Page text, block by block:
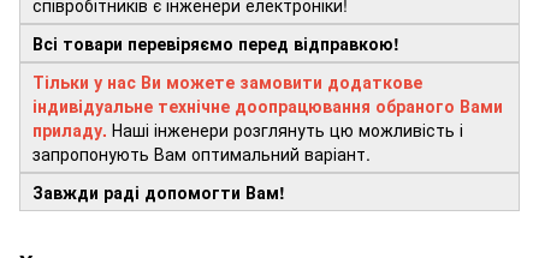
Всі товари перевіряємо перед відправкою!
Тільки у нас Ви можете замовити додаткове
індивідуальне технічне доопрацювання обраного Вами
приладу. Наші інженери розглянуть цю можливість і
запропонують Вам оптимальний варіант.
Завжди раді допомогти Вам!